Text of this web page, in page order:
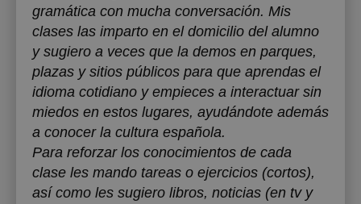
gramática con mucha conversación. Mis
clases las imparto en el domicilio del alumno
y sugiero a veces que la demos en parques,
plazas y sitios públicos para que aprendas el
idioma cotidiano y empieces a interactuar sin
miedos en estos lugares, ayudándote además
a conocer la cultura española.
Para reforzar los conocimientos de cada
clase les mando tareas o ejercicios (cortos),
así como les sugiero libros, noticias (en tv y